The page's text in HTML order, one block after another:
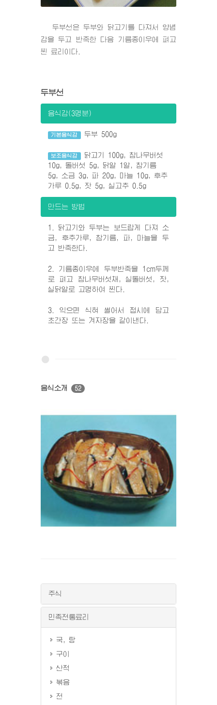
두부선은 두부와 닭고기를 다져서 양념
감을 두고 반죽한 다음 기름종이우에 펴고
찐 료리이다.
두부선
음식감(3명분)
기본음식감 두부 500g
보조음식감
닭고기 100g, 참나무버섯
10g, 돌버섯 5g, 닭알 1알, 참기름
5g, 소금 3g, 파 20g, 마늘 10g, 후추
가루 0.5g, 잣 5g, 실고추 0.5g
만드는 방법
1. 닭고기와 두부는 보드랍게 다져 소
금, 후추가루, 참기름, 파, 마늘을 두
고 반죽한다.
2. 기름종이우에 두부반죽을 1cm두께
로 펴고 참나무버섯채, 실돌버섯, 잣,
실닭알로 고명하여 찐다.
3. 익으면 식혀 썰어서 접시에 담고
초간장 또는 겨자장을 같이낸다.
음식소개 52
주식
민족전통료리
국, 탕
구이
산적
볶음
전